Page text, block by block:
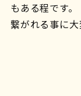
もある程です。
繋がれる事に大